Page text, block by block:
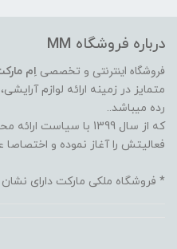
درباره فروشگاه MM
فروشگاه اینترنتی و تخصصی اِم
متمایز در زمینه ارائه لوازم
رده میباشد..
که از سال 1399 با
فعالیتش را آغاز نموده و اختصاصا
* فروشگاه ملکی مارکت دارای